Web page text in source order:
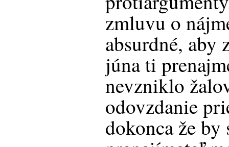
zmluvu o
absurdné, aby
júna ti
nevzniklo
odovzdanie
dokonca že by